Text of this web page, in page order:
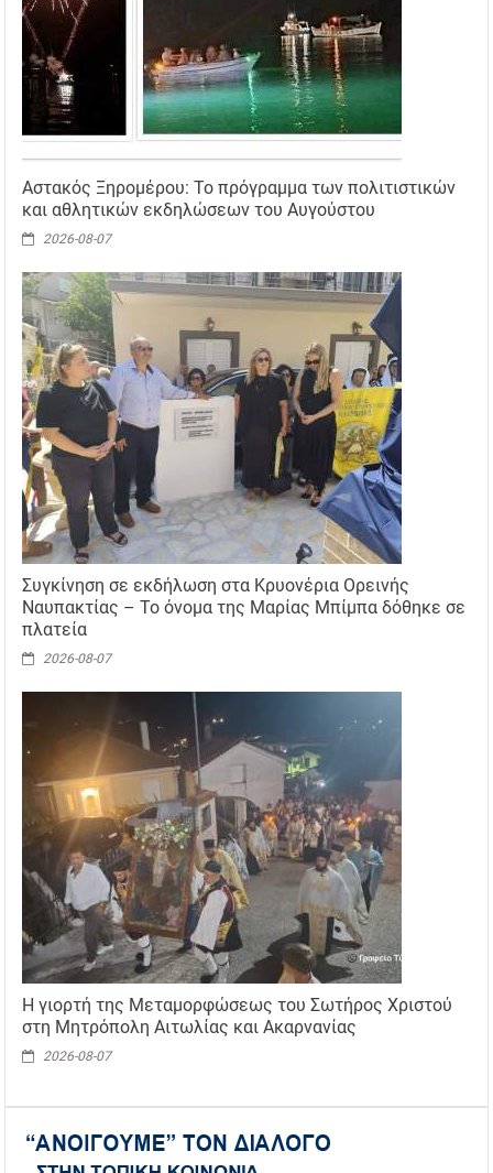
Αστακός Ξηρομέρου: Το πρόγραμμα των πολιτιστικών
και αθλητικών εκδηλώσεων του Αυγούστου
2026-08-07
Συγκίνηση σε εκδήλωση στα Κρυονέρια Ορεινής
Ναυπακτίας – Το όνομα της Μαρίας Μπίμπα δόθηκε σε
πλατεία
2026-08-07
Η γιορτή της Μεταμορφώσεως του Σωτήρος Χριστού
στη Μητρόπολη Αιτωλίας και Ακαρνανίας
2026-08-07